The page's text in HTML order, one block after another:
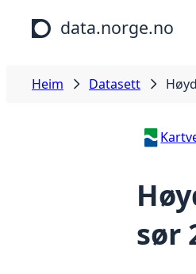
Hopp til hovudinnhald
data.norge.no
Heim Datasett
sør